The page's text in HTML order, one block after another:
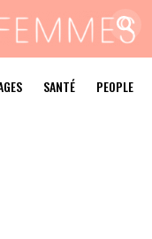
SANTÉ PEOPLE